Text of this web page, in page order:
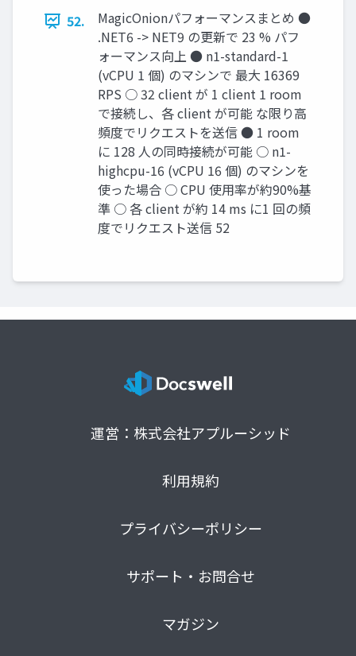
52.
MagicOnionパフォーマンスまとめ ●
.NET6 -> NET9 の更新で 23 % パフ
ォーマンス向上 ● n1-standard-1
(vCPU 1 個) のマシンで 最大 16369
RPS ○ 32 client が 1 client 1 room
で接続し、各 client が可能 な限り高
頻度でリクエストを送信 ● 1 room
に 128 人の同時接続が可能 ○ n1-
highcpu-16 (vCPU 16 個) のマシンを
使った場合 ○ CPU 使用率が約90%基
準 ○ 各 client が約 14 ms に1 回の頻
度でリクエスト送信 52
運営：株式会社アプルーシッド
利用規約
プライバシーポリシー
サポート・お問合せ
マガジン